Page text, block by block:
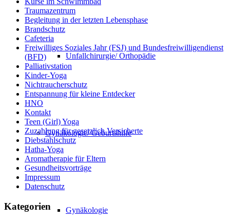
Unfallchirurgie/ Orthopädie
Gynäkologie/ Geburtshilfe
Gynäkologie
Traumazentrum
Begleitung in der letzten Lebensphase
Brandschutz
Cafeteria
Freiwilliges Soziales Jahr (FSJ) und Bundesfreiwilligendienst
(BFD)
Palliativstation
Kinder-Yoga
Nichtraucherschutz
Entspannung für kleine Entdecker
HNO
Kontakt
Teen (Girl) Yoga
Zuzahlung für gesetzlich Versicherte
Diebstahlschutz
Hatha-Yoga
Aromatherapie für Eltern
Gesundheitsvorträge
Impressum
Datenschutz
Kategorien